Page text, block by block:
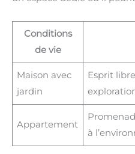
Conditions
de vie
Maison avec
jardin
Esprit
Appartement
à